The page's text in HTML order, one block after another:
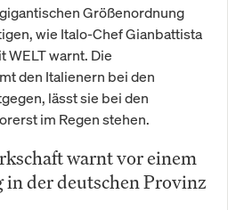
Größenordnung
wie Italo-Chef Gianbattista
WELT warnt. Die
den Italienern bei den
lässt sie bei den
im Regen stehen.
warnt vor einem
der deutschen Provinz